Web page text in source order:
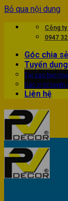
Bỏ qua nội dung
Công
0947
Góc chia sẻ
Tuyển dụng
Tại sao bạn
Các vị trí tuyển
Liên hệ